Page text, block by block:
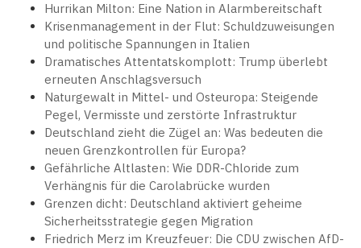
Hurrikan Milton: Eine Nation in Alarmbereitschaft
Krisenmanagement in der Flut: Schuldzuweisungen
und politische Spannungen in Italien
Dramatisches Attentatskomplott: Trump überlebt
erneuten Anschlagsversuch
Naturgewalt in Mittel- und Osteuropa: Steigende
Pegel, Vermisste und zerstörte Infrastruktur
Deutschland zieht die Zügel an: Was bedeuten die
neuen Grenzkontrollen für Europa?
Gefährliche Altlasten: Wie DDR-Chloride zum
Verhängnis für die Carolabrücke wurden
Grenzen dicht: Deutschland aktiviert geheime
Sicherheitsstrategie gegen Migration
Friedrich Merz im Kreuzfeuer: Die CDU zwischen AfD-